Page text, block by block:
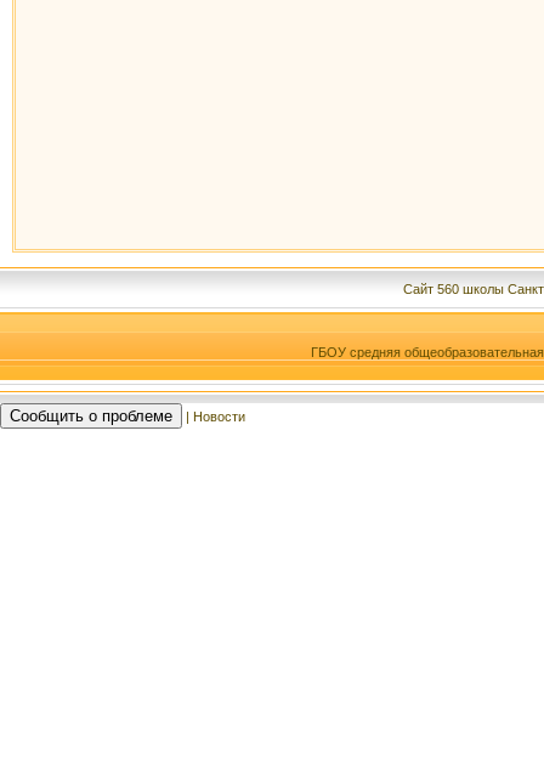
Сайт 560 школы
ГБОУ средняя
Сообщить о проблеме | Новости